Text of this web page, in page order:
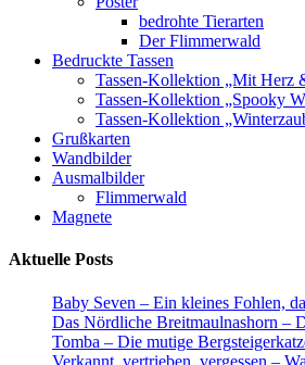
Produktseite
gewählt
bedrohte Tierarten
Der Flimmerwald
Bedruckte Tassen
Tassen-Kollektion „Mit Herz
Tassen-Kollektion „Spooky
Tassen-Kollektion
Grußkarten
Wandbilder
Ausmalbilder
Flimmerwald
Magnete
Aktuelle Posts
Baby Seven – Ein kleines Fohlen,
Das Nördliche Breitmaulnashorn –
Tomba – Die mutige
Verkannt, vertrieben, vergessen –